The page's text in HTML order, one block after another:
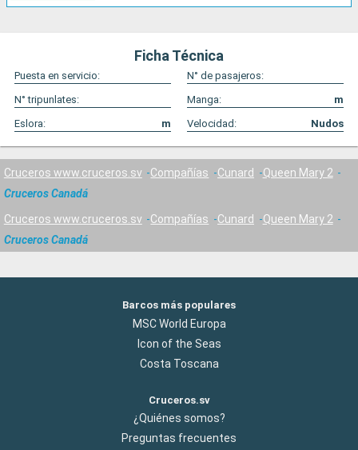
Ficha Técnica
Puesta en servicio:
N° de pasajeros:
N° tripunlates:
Manga:
m
Eslora:
m Velocidad: Nudos
Cruceros www.cruceros.sv Compañías Cunard
Queen Mary 2
Cruceros Canadá
Cruceros www.cruceros.sv Compañías Cunard
Queen Mary 2
Cruceros Canadá
Barcos más populares
MSC World Europa
Icon of the Seas
Costa Toscana
Cruceros.sv
¿Quiénes somos?
Preguntas frecuentes